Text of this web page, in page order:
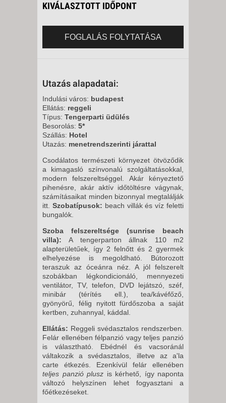
KIVÁLASZTOTT IDŐPONT
FOGLALÁS FOLYTATÁSA
Utazás alapadatai:
Indulási város: budapest
Ellátás: reggeli
Típus: Tengerparti üdülés
Besorolás: 5*
Szállás: Hotel
Utazás: menetrendszerinti járattal
Csodálatos természeti környezet ötvöződik
a kimagasló színvonalú szolgáltatásokkal,
modern felszereltséggel. Akár kényeztető
pihenésre, akár aktív időtöltésre vágynak,
számításaikat minden bizonnyal megtalálják
itt. Szobatípusok: beach villák és víz feletti
bungalók.
Szoba felszereltsége (sunrise beach
villa):A tengerparton állnak 110 m2
alapterületűek, így 2 felnőtt és 2 gyermek
elhelyezése is megoldható. Bútorozott
teraszuk az óceánra néz. A jól felszerelt
szobákban légkondicionáló, mennyezeti
ventilátor, TV, telefon, DVD lejátszó, széf,
minibár (térítés ell.), tea/kávéfőző,
gyönyörű, félig nyitott fürdőszoba a saját
kertben, zuhannyal, káddal.
Ellátás: Reggeli svédasztalos rendszerben.
Felár ellenében félpanzió vagy teljes panzió
is választható. Ebédnél és vacsoránál
váltakozik a svédasztalos, illetve az a'la
carte étkezés. Ezenkívül felár ellenében
teljes panzió plusz is kérhető, így naponta
változó helyszínen lehet fogyasztani a
főétkezéseket.